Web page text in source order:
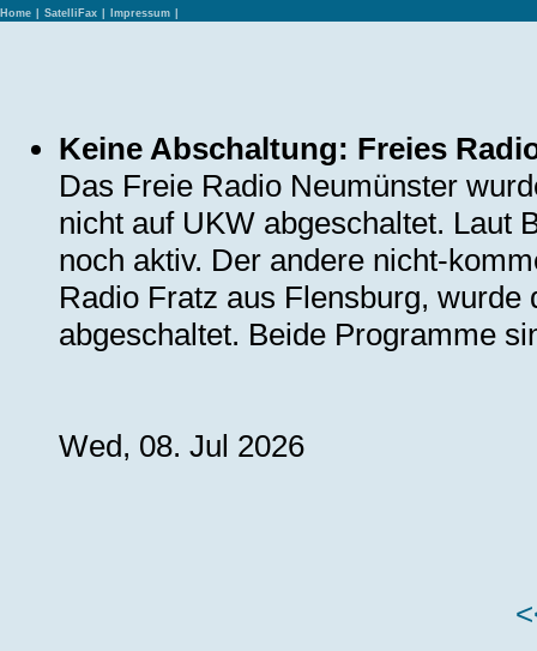
Home SatelliFax Impressum
Keine Abschaltung: Freies
Das Freie Radio Neumünster
nicht auf UKW abgeschaltet. Laut
noch aktiv. Der andere nicht-
Radio Fratz aus Flensburg,
abgeschaltet. Beide Programme
Wed, 08. Jul 2026